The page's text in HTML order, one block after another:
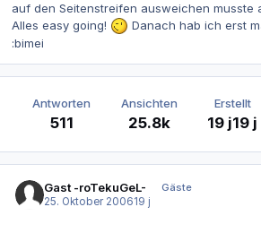
auf den Seitenstreifen ausweichen musste
Alles easy going!
Danach hab ich erst
:bimei
Antworten
511
Ansichten
25.8k
Erstellt
19 j19 j
Gast -roTekuGeL-
Gäste
25. Oktober 200619 j